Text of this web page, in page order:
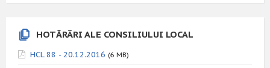
HOTĂRÂRI ALE CONSILIULUI LOCAL
HCL 88 - 20.12.2016 (6 MB)